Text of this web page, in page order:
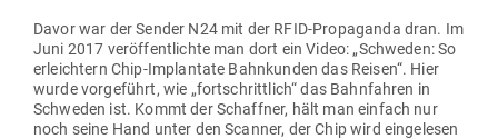
Davor war der Sender N24 mit der RFID-Pro­pa­ganda dran. Im
Juni 2017 ver­öf­fent­lichte man dort ein Video: „Schweden: So
erleichtern Chip-Implantate Bahn­kunden das Reisen“. Hier
wurde vor­ge­führt, wie „fort­schrittlich“ das Bahn­fahren in
Schweden ist. Kommt der Schaffner, hält man einfach nur
noch seine Hand unter den Scanner, der Chip wird ein­ge­lesen